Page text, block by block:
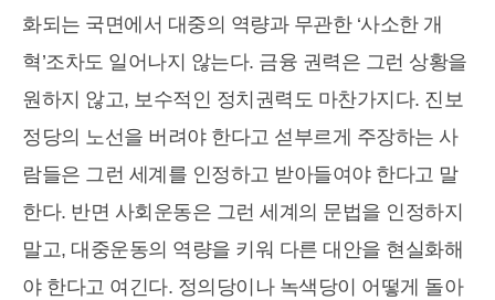
화되는 국면에서 대중의 역량과 무관한 ‘사소한 개
혁’조차도 일어나지 않는다. 금융 권력은 그런 상황을
원하지 않고, 보수적인 정치권력도 마찬가지다. 진보
정당의 노선을 버려야 한다고 섣부르게 주장하는 사
람들은 그런 세계를 인정하고 받아들여야 한다고 말
한다. 반면 사회운동은 그런 세계의 문법을 인정하지
말고, 대중운동의 역량을 키워 다른 대안을 현실화해
야 한다고 여긴다. 정의당이나 녹색당이 어떻게 돌아